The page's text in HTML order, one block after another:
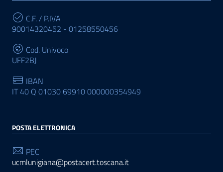
C.F. / P.IVA
90014320452 - 01258550456
Cod. Univoco
UFF2BJ
IBAN
IT 40 Q 01030 69910 000000354949
POSTA ELETTRONICA
PEC
ucmlunigiana@postacert.toscana.it